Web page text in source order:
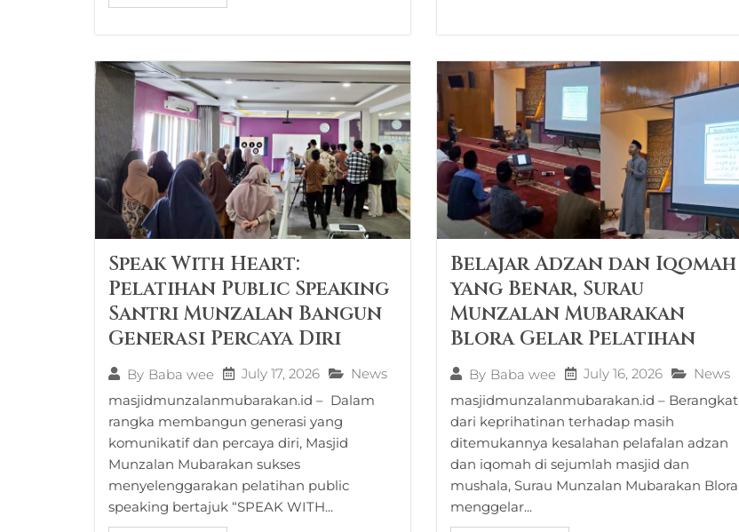
Speak With Heart:
Pelatihan Public Speaking
Santri Munzalan Bangun
Generasi Percaya Diri
By Baba wee July 17, 2026
News
masjidmunzalanmubarakan.id – Dalam
rangka membangun generasi yang
komunikatif dan percaya diri, Masjid
Munzalan Mubarakan sukses
menyelenggarakan pelatihan public
speaking bertajuk “SPEAK WITH...
Belajar Adzan dan Iqomah
yang Benar, Surau
Munzalan Mubarakan
Blora Gelar Pelatihan
By Baba wee July 16, 2026
News
masjidmunzalanmubarakan.id – Berangkat
dari keprihatinan terhadap masih
ditemukannya kesalahan pelafalan adzan
dan iqomah di sejumlah masjid dan
mushala, Surau Munzalan Mubarakan Blora
menggelar...